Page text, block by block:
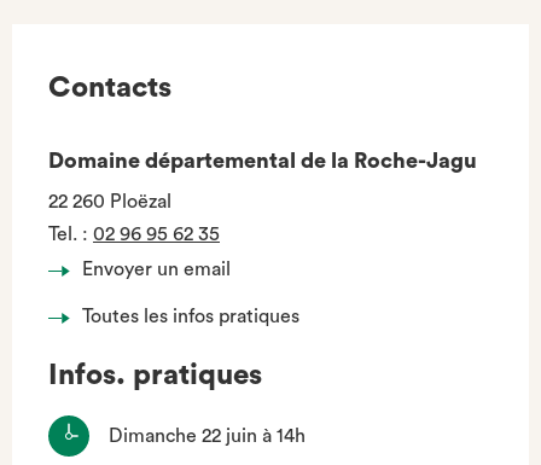
Contacts
Domaine départemental de la Roche-Jagu
22 260 Ploëzal
Tel. : 02 96 95 62 35
Envoyer un email
Toutes les infos pratiques
Infos. pratiques
Dimanche 22 juin à 14h